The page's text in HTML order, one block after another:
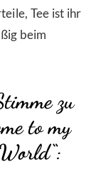
Tee ist ihr
beim
zu
to my